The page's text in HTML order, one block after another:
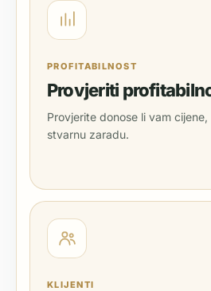
PROFITABILNOST
Provjeriti
Provjerite donose li vam
stvarnu zaradu.
KLIJENTI